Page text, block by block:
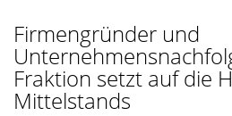
Firmengründer und
Fraktion setzt auf die
Mittelstands